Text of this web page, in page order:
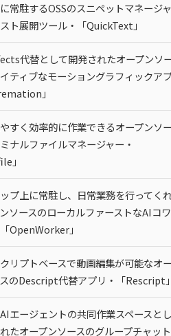
常駐するOSSのスニペットマネージャ
ト展開ツール・「QuickText」
代替として開発されたオープンソ
ティブなモーショングラフィックア
」
すく効率的に作業できるオープンソー
ナルファイルマネージャー・
」
プ上に常駐し、日常業務を行ってく
ソースのローカルファーストなAIコワ
OpenWorker」
リプトベースで動画編集が可能なオー
のDescript代替アプリ・「Rescript」
エージェントの共同作業スペースとし
たオープンソースのグループチャット